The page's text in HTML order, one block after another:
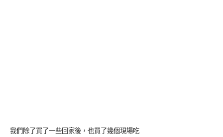
我們除了買了一些回家後，也買了幾個現場吃